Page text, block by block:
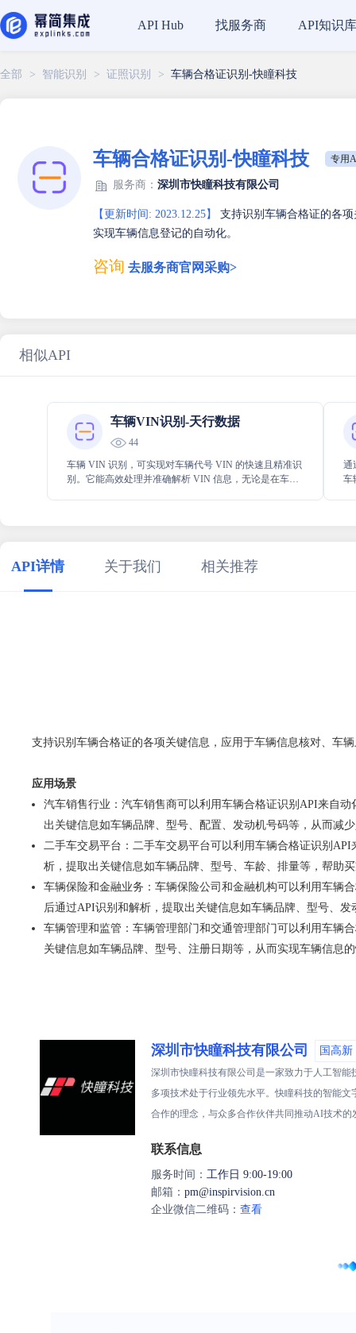
API Hub 找服务商 API知识库
全部 > 智能识别 > 证照识别 > 车辆合格证识别-快瞳科技
车辆合格证识别-快瞳科技 专用
服务商： 深圳市快瞳科技有限公司
【更新时间: 2023.12.25】
支持识别车辆合格证的各
实现车辆信息登记的自动化。
咨询 去服务商官网采购>
相似API
车辆VIN识别-天行数据
44
车辆 VIN 识别，可实现对车辆代号 VIN 的快速且精准识
别。它能高效处理并准确解析 VIN 信息，无论是在车辆
通
车
API详情 关于我们 相关推荐
支持识别车辆合格证的各项关键信息，应用于车辆信息核对、车
应用场景
汽车销售行业：汽车销售商可以利用车辆合格证识别API来自
出关键信息如车辆品牌、型号、配置、发动机号码等，从而减
二手车交易平台：二手车交易平台可以利用车辆合格证识别
析，提取出关键信息如车辆品牌、型号、车龄、排量等，帮助
车辆保险和金融业务：车辆保险公司和金融机构可以利用车辆
后通过API识别和解析，提取出关键信息如车辆品牌、型号、
车辆管理和监管：车辆管理部门和交通管理部门可以利用车辆
关键信息如车辆品牌、型号、注册日期等，从而实现车辆信息
深圳市快瞳科技有限公司 国高新
深圳市快瞳科技有限公司是一家致力于人工智
多项技术处于行业领先水平。快瞳科技的智能
合作的理念，与众多合作伙伴共同推动AI技术的
联系信息
服务时间： 工作日 9:00-19:00
邮箱： pm@inspirvision.cn
企业微信二维码： 查看